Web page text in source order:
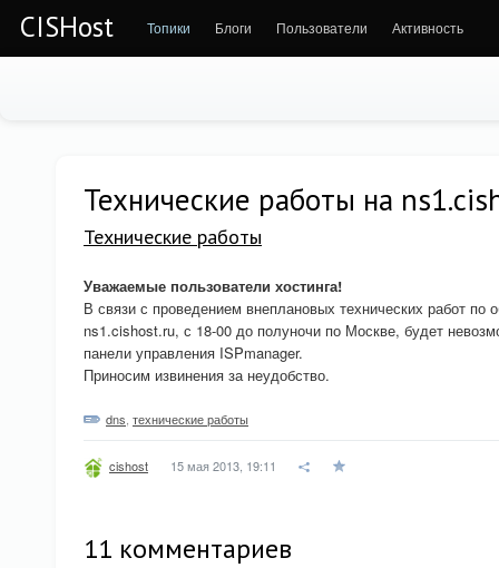
CISHost Топики Блоги Пользователи Активность
Технические работы на
Технические работы
Уважаемые пользователи хостинга!
В связи с проведением внеплановых технических работ
ns1.cishost.ru, с 18-00 до полуночи по Москве, будет
панели управления ISPmanager.
Приносим извинения за неудобство.
dns технические работы
cishost 15 мая 2013, 19:11
11 комментариев